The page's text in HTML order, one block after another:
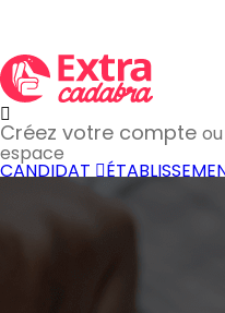
Créez votre compte
espace
CANDIDAT